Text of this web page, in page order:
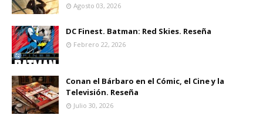
Agosto 03, 2026
DC Finest. Batman: Red Skies. Reseña
Febrero 22, 2026
Conan el Bárbaro en el Cómic, el Cine y la
Televisión. Reseña
Julio 30, 2026